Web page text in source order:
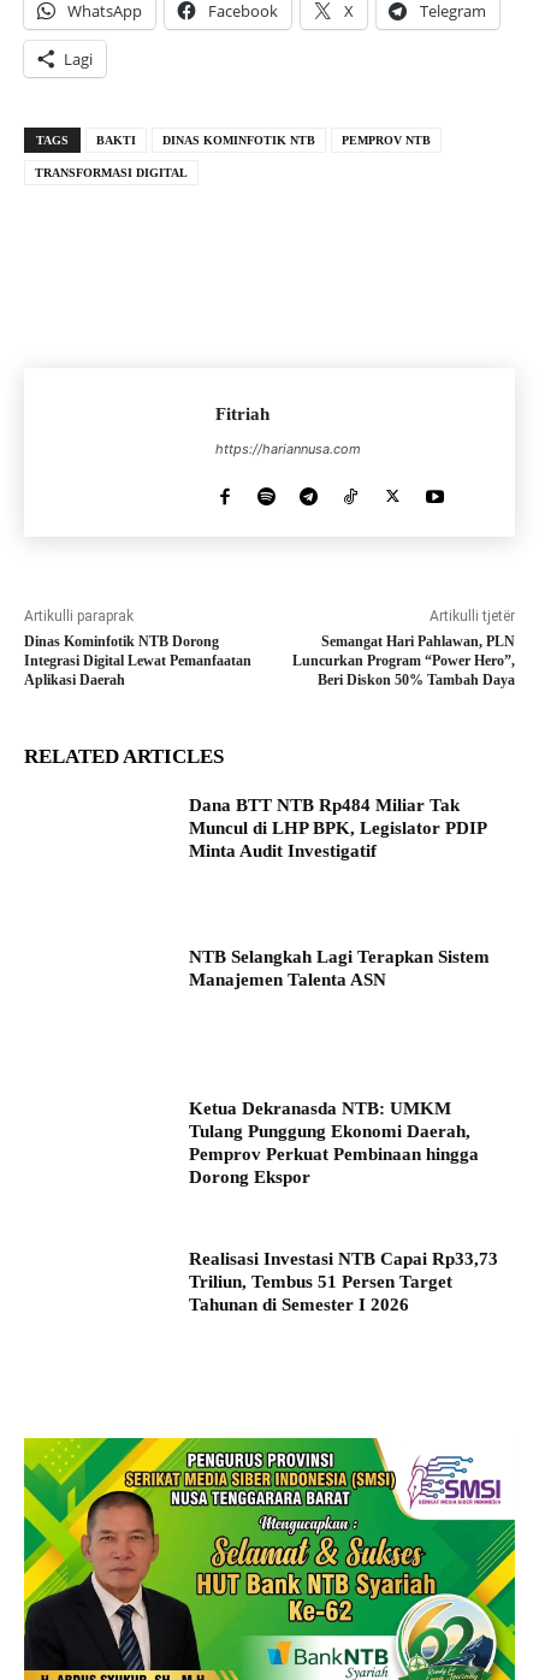
WhatsApp Facebook X Telegram
Lagi
TAGS BAKTI DINAS KOMINFOTIK NTB PEMPROV NTB
TRANSFORMASI DIGITAL
Fitriah
https://hariannusa.com
Artikulli paraprak
Dinas Kominfotik NTB Dorong
Integrasi Digital Lewat Pemanfaatan
Aplikasi Daerah
Artikulli tjetër
Semangat Hari Pahlawan, PLN
Luncurkan Program “Power Hero”,
Beri Diskon 50% Tambah Daya
RELATED ARTICLES
Dana BTT NTB Rp484 Miliar Tak
Muncul di LHP BPK, Legislator PDIP
Minta Audit Investigatif
NTB Selangkah Lagi Terapkan Sistem
Manajemen Talenta ASN
Ketua Dekranasda NTB: UMKM
Tulang Punggung Ekonomi Daerah,
Pemprov Perkuat Pembinaan hingga
Dorong Ekspor
Realisasi Investasi NTB Capai Rp33,73
Triliun, Tembus 51 Persen Target
Tahunan di Semester I 2026